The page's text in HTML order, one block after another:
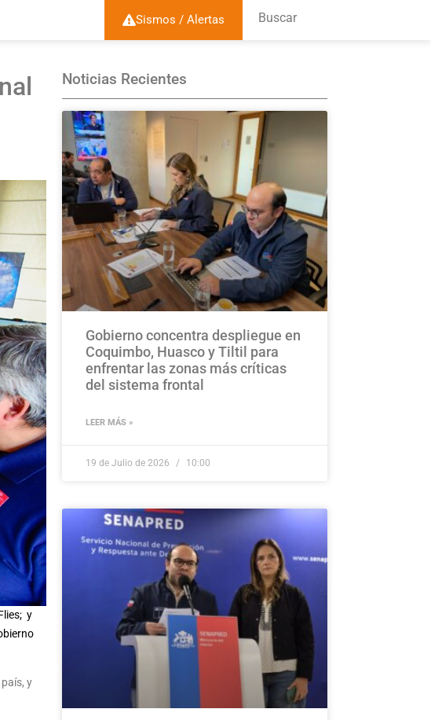
Sismos / Alertas Buscar
y
y
Noticias Recientes
Gobierno concentra despliegue en
Coquimbo, Huasco y Tiltil para
enfrentar las zonas más críticas
del sistema frontal
LEER MÁS »
19 de Julio de 2026 10:00